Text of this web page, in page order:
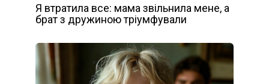
Я втратила все: мама звільнила мене, а
брат з дружиною тріумфували